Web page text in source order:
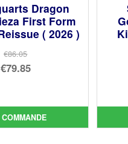
Dragon
First Form
( 2026 )
€86.05
Le
était :
€86.05.
€79.85
actuel
est :
COMMANDE